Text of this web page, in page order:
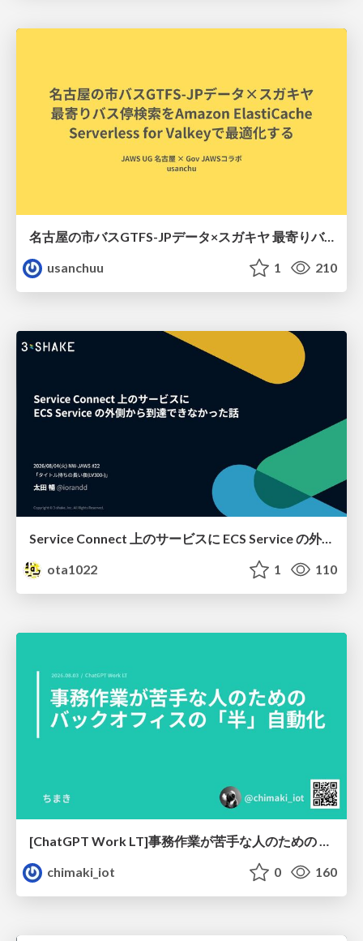
名古屋の市バスGTFS-JPデータ×スガキヤ 最寄りバス停検索をAmazon ElastiCache Serverless for Valkeyで最適化する
usanchuu
1 210
Service Connect 上のサービスに ECS Service の外側から到達できなかった話
ota1022
1 110
chimaki_iot
0 160